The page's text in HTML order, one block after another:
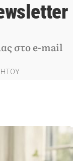
στο e-mail